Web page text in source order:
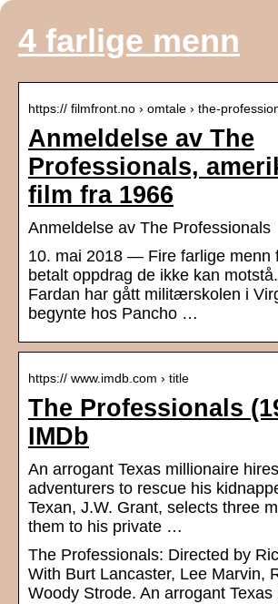
4 farlige menn
https:// filmfront.no › omtale › the-
Anmeldelse av The
Professionals,
film fra 1966
Anmeldelse av The Professionals
10. mai 2018 — Fire farlige menn
betalt oppdrag de ikke kan motstå.
Fardan har gått militærskolen i
begynte hos Pancho …
https:// www.imdb.com › title
The Professionals
IMDb
An arrogant Texas millionaire
adventurers to rescue his
Texan, J.W. Grant, selects three
them to his private …
The Professionals: Directed by
With Burt Lancaster, Lee Marvin,
Woody Strode. An arrogant Texas